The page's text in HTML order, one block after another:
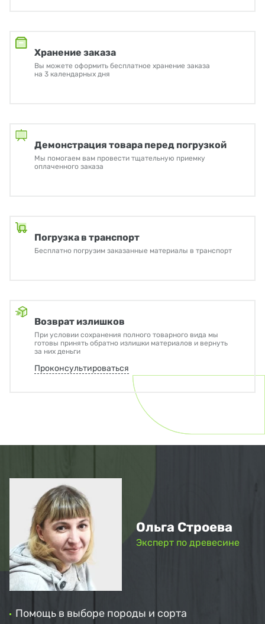
Хранение заказа
Вы можете оформить бесплатное хранение заказа
на 3 календарных дня
Демонстрация товара перед погрузкой
Мы помогаем вам провести тщательную приемку
оплаченного заказа
Погрузка в транспорт
Бесплатно погрузим заказанные материалы в транспорт
Возврат излишков
При условии сохранения полного товарного вида мы
готовы принять обратно излишки материалов и вернуть
за них деньги
Проконсультироваться
Ольга Строева
Эксперт по древесине
Помощь в выборе породы и сорта